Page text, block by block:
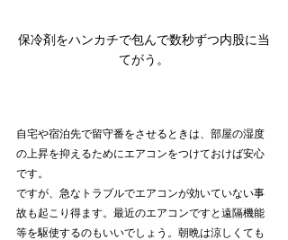
保冷剤をハンカチで包んで数秒ずつ内股に当
てがう。
自宅や宿泊先で留守番をさせるときは、部屋の湿度
の上昇を抑えるためにエアコンをつけておけば安心
です。
ですが、急なトラブルでエアコンが効いていない事
故も起こり得ます。最近のエアコンですと遠隔機能
等を駆使するのもいいでしょう。朝晩は涼しくても